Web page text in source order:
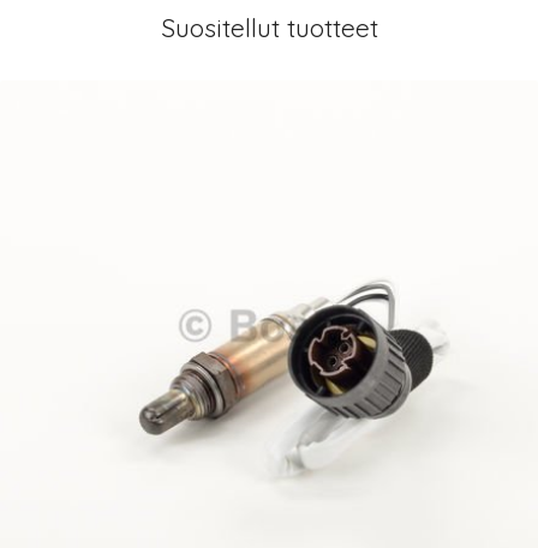
Suositellut tuotteet